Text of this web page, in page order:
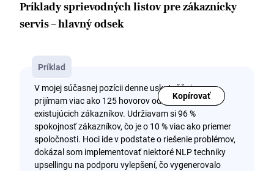
Príklady sprievodných listov pre zákaznícky
servis – hlavný odsek
Príklad
Kopírovať
V mojej súčasnej pozícii denne uskutočňujem a
prijímam viac ako 125 hovorov od nových aj
existujúcich zákazníkov. Udržiavam si 96 %
spokojnosť zákazníkov, čo je o 10 % viac ako priemer
spoločnosti. Hoci ide v podstate o riešenie problémov,
dokázal som implementovať niektoré NLP techniky
upsellingu na podporu vylepšení, čo vygenerovalo